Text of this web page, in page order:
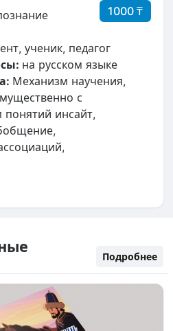
1000 ₸
ученик, педагог
на русском языке
Механизм научения,
с
инсайт,
Подробнее